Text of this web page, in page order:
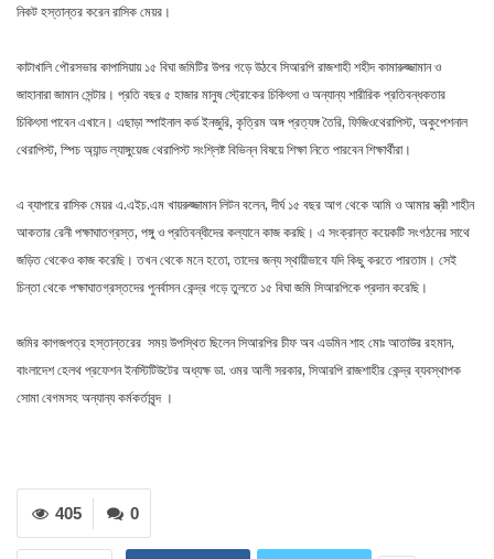
নিকট হস্তান্তর করেন রাসিক মেয়র।
কাটাখালি পৌরসভার কাপাসিয়ায় ১৫ বিঘা জমিটির উপর গড়ে উঠবে সিআরপি রাজশাহী শহীদ কামারুজ্জামান ও
জাহানারা জামান সেন্টার। প্রতি বছর ৫ হাজার মানুষ স্ট্রোকের চিকিৎসা ও অন্যান্য শারীরিক প্রতিবন্ধকতার
চিকিৎসা পাবেন এখানে। এছাড়া স্পাইনাল কর্ড ইনজুরি, কৃত্রিম অঙ্গ প্রত্যঙ্গ তৈরি, ফিজিওথেরাপিস্ট, অকুপেশনাল
থেরাপিস্ট, স্পিচ অ্যান্ড ল্যাঙ্গুয়েজ থেরাপিস্ট সংশ্লিষ্ট বিভিন্ন বিষয়ে শিক্ষা নিতে পারবেন শিক্ষার্থীরা।
এ ব্যাপারে রাসিক মেয়র এ.এইচ.এম খায়রুজ্জামান লিটন বলেন, দীর্ঘ ১৫ বছর আগ থেকে আমি ও আমার স্ত্রী শাহীন
আকতার রেনী পক্ষাঘাতগ্রস্ত, পঙ্গু ও প্রতিবন্ধীদের কল্যানে কাজ করছি। এ সংক্রান্ত কয়েকটি সংগঠনের সাথে
জড়িত থেকেও কাজ করেছি। তখন থেকে মনে হতো, তাদের জন্য স্থায়ীভাবে যদি কিছু করতে পারতাম। সেই
চিন্তা থেকে পক্ষাঘাতগ্রস্তদের পুনর্বাসন কেন্দ্র গড়ে তুলতে ১৫ বিঘা জমি সিআরপিকে প্রদান করেছি।
জমির কাগজপত্র হস্তান্তরের সময় উপস্থিত ছিলেন সিআরপির চীফ অব এডমিন শাহ মোঃ আতাউর রহমান,
বাংলাদেশ হেলথ প্রফেশন ইনস্টিটিউটের অধ্যক্ষ ডা. ওমর আলী সরকার, সিআরপি রাজশাহীর কেন্দ্র ব্যবস্থাপক
সোমা বেগমসহ অন্যান্য কর্মকর্তাবৃন্দ ।
0
405